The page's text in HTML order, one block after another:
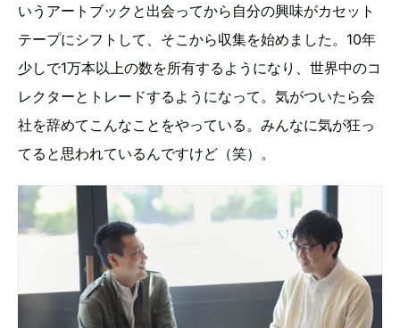
いうアートブックと出会ってから自分の興味がカセット
テープにシフトして、そこから収集を始めました。10年
少しで1万本以上の数を所有するようになり、世界中のコ
レクターとトレードするようになって。気がついたら会
社を辞めてこんなことをやっている。みんなに気が狂っ
てると思われているんですけど（笑）。